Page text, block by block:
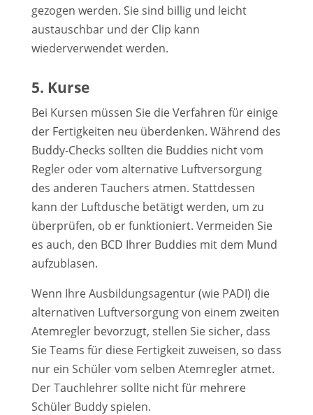
gezogen werden. Sie sind billig und leicht
austauschbar und der Clip kann
wiederverwendet werden.
5. Kurse
Bei Kursen müssen Sie die Verfahren für einige
der Fertigkeiten neu überdenken. Während des
Buddy-Checks sollten die Buddies nicht vom
Regler oder vom alternative Luftversorgung
des anderen Tauchers atmen. Stattdessen
kann der Luftdusche betätigt werden, um zu
überprüfen, ob er funktioniert. Vermeiden Sie
es auch, den BCD Ihrer Buddies mit dem Mund
aufzublasen.
Wenn Ihre Ausbildungsagentur (wie PADI) die
alternativen Luftversorgung von einem zweiten
Atemregler bevorzugt, stellen Sie sicher, dass
Sie Teams für diese Fertigkeit zuweisen, so dass
nur ein Schüler vom selben Atemregler atmet.
Der Tauchlehrer sollte nicht für mehrere
Schüler Buddy spielen.